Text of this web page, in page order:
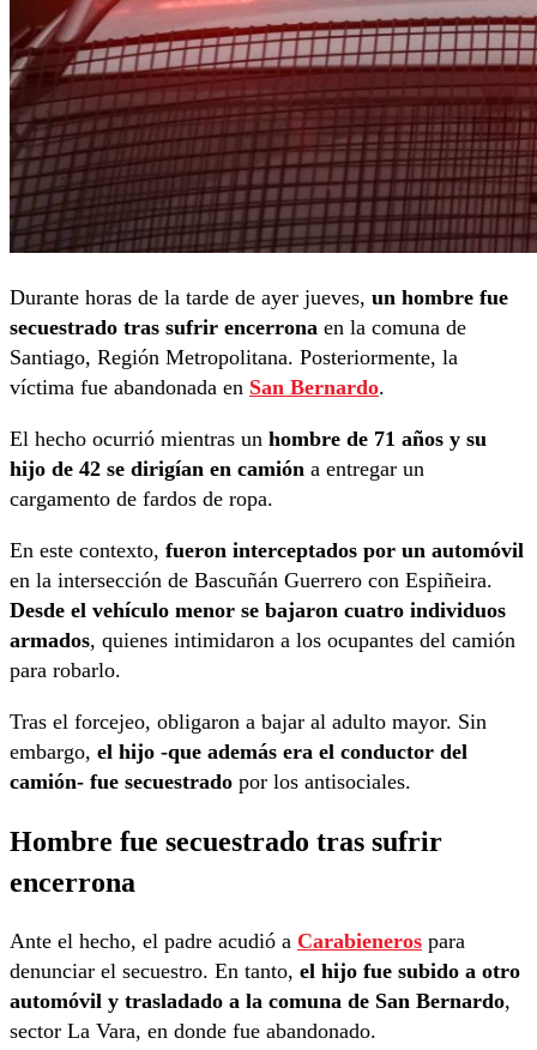
Durante horas de la tarde de ayer jueves, un hombre fue
secuestrado tras sufrir encerrona en la comuna de
Santiago, Región Metropolitana. Posteriormente, la
víctima fue abandonada en San Bernardo.
El hecho ocurrió mientras un hombre de 71 años y su
hijo de 42 se dirigían en camión a entregar un
cargamento de fardos de ropa.
En este contexto, fueron interceptados por un automóvil
en la intersección de Bascuñán Guerrero con Espiñeira.
Desde el vehículo menor se bajaron cuatro individuos
armados, quienes intimidaron a los ocupantes del camión
para robarlo.
Tras el forcejeo, obligaron a bajar al adulto mayor. Sin
embargo, el hijo -que además era el conductor del
camión- fue secuestrado por los antisociales.
Hombre fue secuestrado tras sufrir
encerrona
Ante el hecho, el padre acudió a Carabieneros para
denunciar el secuestro. En tanto, el hijo fue subido a otro
automóvil y trasladado a la comuna de San Bernardo,
sector La Vara, en donde fue abandonado.